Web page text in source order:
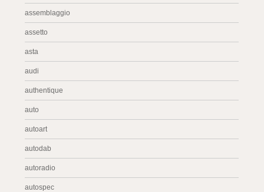
assemblaggio
assetto
asta
audi
authentique
auto
autoart
autodab
autoradio
autospec